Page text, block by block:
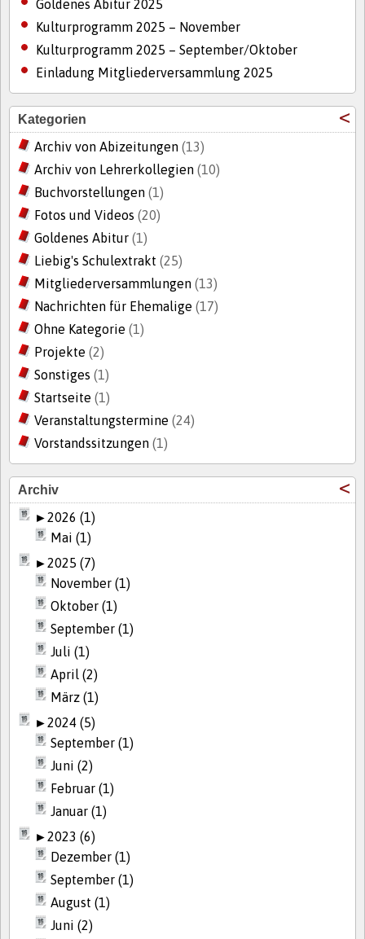
Goldenes Abitur 2025
Kulturprogramm 2025 – November
Kulturprogramm 2025 – September/Oktober
Einladung Mitgliederversammlung 2025
Kategorien
Archiv von Abizeitungen (13)
Archiv von Lehrerkollegien (10)
Buchvorstellungen (1)
Fotos und Videos (20)
Goldenes Abitur (1)
Liebig's Schulextrakt (25)
Mitgliederversammlungen (13)
Nachrichten für Ehemalige (17)
Ohne Kategorie (1)
Projekte (2)
Sonstiges (1)
Startseite (1)
Veranstaltungstermine (24)
Vorstandssitzungen (1)
Archiv
►2026 (1)
Mai (1)
►2025 (7)
November (1)
Oktober (1)
September (1)
Juli (1)
April (2)
März (1)
►2024 (5)
September (1)
Juni (2)
Februar (1)
Januar (1)
►2023 (6)
Dezember (1)
September (1)
August (1)
Juni (2)